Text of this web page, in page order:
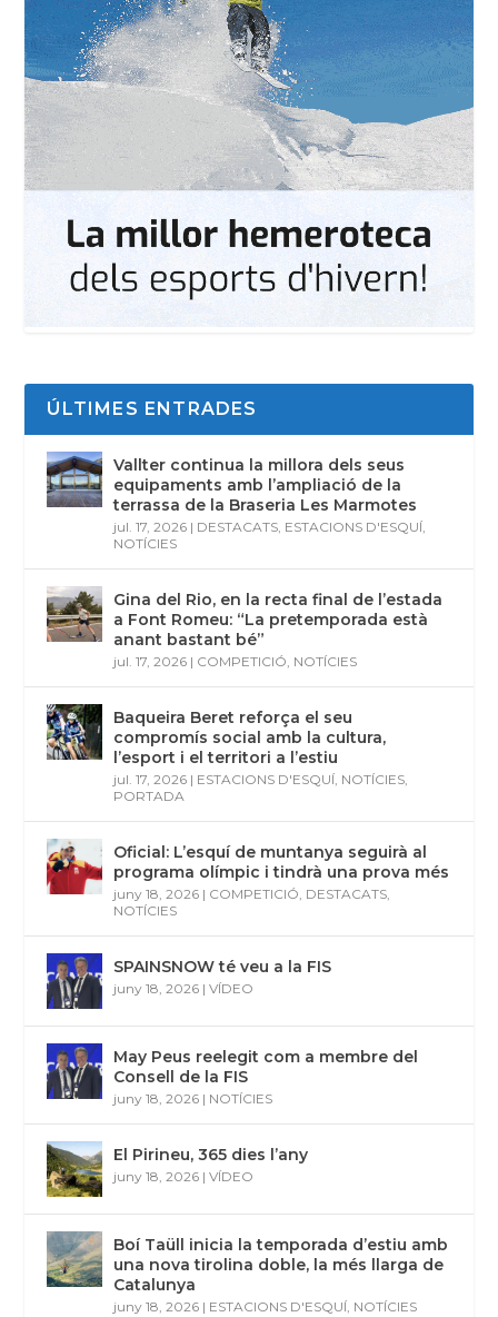
ÚLTIMES ENTRADES
Vallter continua la millora dels seus
equipaments amb l’ampliació de la
terrassa de la Braseria Les Marmotes
jul. 17, 2026 | DESTACATS, ESTACIONS D'ESQUÍ,
NOTÍCIES
Gina del Rio, en la recta final de l’estada
a Font Romeu: “La pretemporada està
anant bastant bé”
jul. 17, 2026 | COMPETICIÓ, NOTÍCIES
Baqueira Beret reforça el seu
compromís social amb la cultura,
l’esport i el territori a l’estiu
jul. 17, 2026 | ESTACIONS D'ESQUÍ, NOTÍCIES,
PORTADA
Oficial: L’esquí de muntanya seguirà al
programa olímpic i tindrà una prova més
juny 18, 2026 | COMPETICIÓ, DESTACATS,
NOTÍCIES
SPAINSNOW té veu a la FIS
juny 18, 2026 |VÍDEO
May Peus reelegit com a membre del
Consell de la FIS
juny 18, 2026 | NOTÍCIES
El Pirineu, 365 dies l’any
juny 18, 2026 |VÍDEO
Boí Taüll inicia la temporada d’estiu amb
una nova tirolina doble, la més llarga de
Catalunya
juny 18, 2026 | ESTACIONS D'ESQUÍ, NOTÍCIES